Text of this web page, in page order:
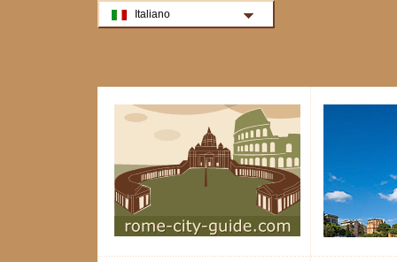
Italiano